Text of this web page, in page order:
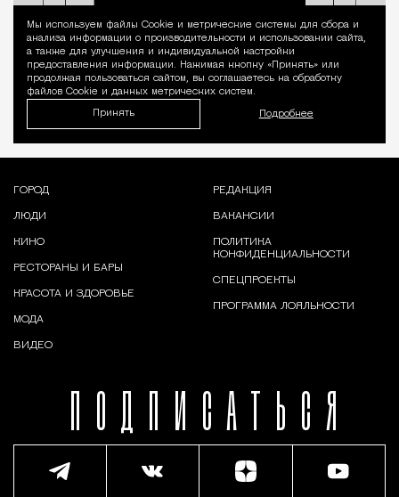
Уведомление
Мы используем файлы Сookie и метрические системы для сбора и
анализа информации о производительности и использовании сайта,
а также для улучшения и индивидуальной настройки
предоставления информации. Нажимая кнопку «Принять» или
продолжая пользоваться сайтом, вы соглашаетесь на обработку
файлов Cookie и данных метрических систем.
Принять Подробнее
ПОДПИСАТЬСЯ
ГОРОД
ЛЮДИ
КИНО
РЕСТОРАНЫ И БАРЫ
КРАСОТА И ЗДОРОВЬЕ
МОДА
ВИДЕО
РЕДАКЦИЯ
ВАКАНСИИ
ПОЛИТИКА
КОНФИДЕНЦИАЛЬНОСТИ
СПЕЦПРОЕКТЫ
ПРОГРАММА ЛОЯЛЬНОСТИ